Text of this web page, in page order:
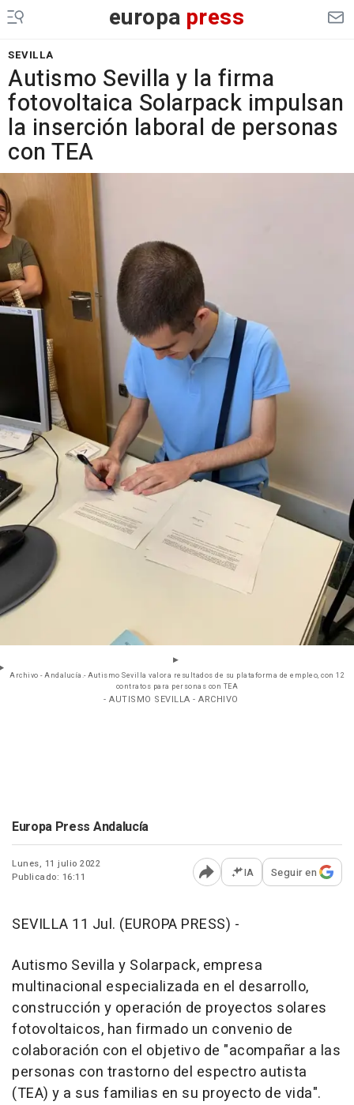
europa press
SEVILLA
Autismo Sevilla y la firma
fotovoltaica Solarpack impulsan
la inserción laboral de personas
con TEA
Archivo - Andalucía.- Autismo Sevilla valora resultados de su plataforma de empleo, con 12
contratos para personas con TEA
- AUTISMO SEVILLA - ARCHIVO
Europa Press Andalucía
Lunes, 11 julio 2022
Publicado: 16:11
Abrir opciones para
IA Seguir en
SEVILLA 11 Jul. (EUROPA PRESS) -
Autismo Sevilla y Solarpack, empresa
multinacional especializada en el desarrollo,
construcción y operación de proyectos solares
fotovoltaicos, han firmado un convenio de
colaboración con el objetivo de "acompañar a las
personas con trastorno del espectro autista
(TEA) y a sus familias en su proyecto de vida".